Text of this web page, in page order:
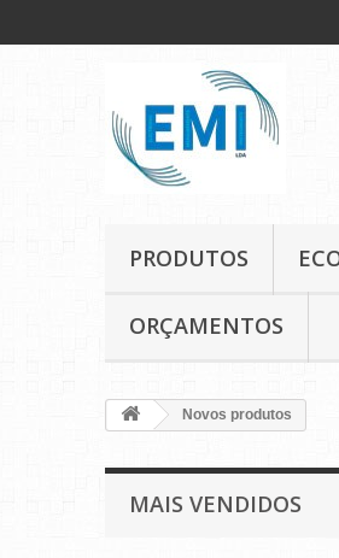
PRODUTOS
ORÇAMENTOS
Novos produtos
MAIS VENDIDOS